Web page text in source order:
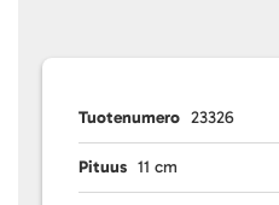
Tuotenumero 23326
Pituus 11 cm